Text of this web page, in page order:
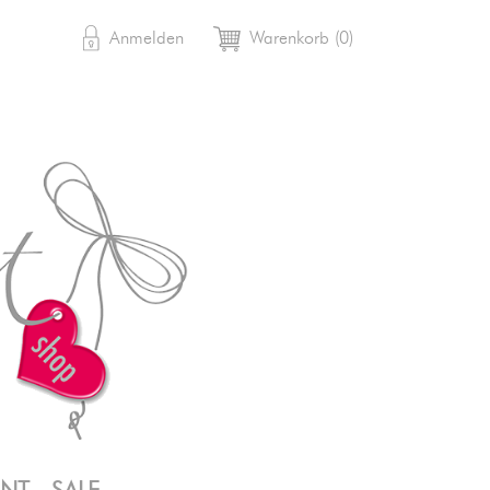
 Anmelden shopping_cart Warenkorb (0)